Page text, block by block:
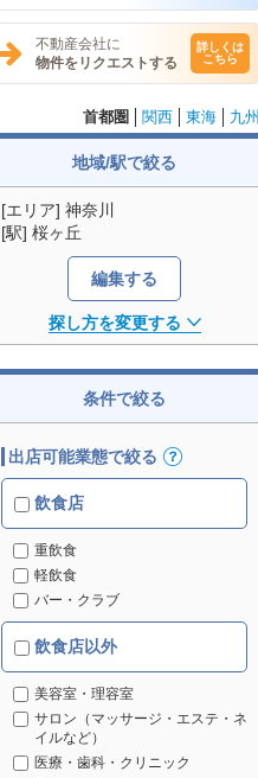
不動産会社に
物件をリクエストする
詳しくは
こちら
首都圏 関西 東海 九州
地域/駅で絞る
[エリア] 神奈川
[駅] 桜ヶ丘
編集する
探し方を変更する
条件で絞る
出店可能業態で絞る
飲食店
重飲食
軽飲食
バー・クラブ
飲食店以外
美容室・理容室
サロン（マッサージ・エステ・ネ
イルなど）
医療・歯科・クリニック